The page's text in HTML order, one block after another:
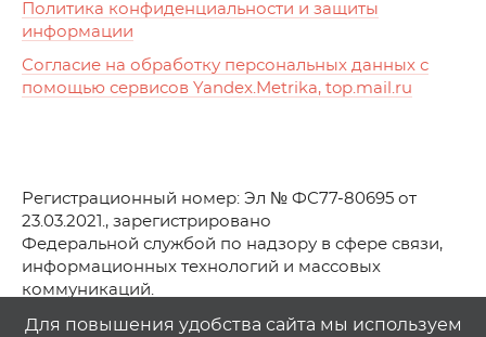
Политика конфиденциальности и защиты
информации
Согласие на обработку персональных данных с
помощью сервисов Yandex.Metrika, top.mail.ru
Регистрационный номер: Эл № ФС77-80695 от
23.03.2021., зарегистрировано
Федеральной службой по надзору в сфере связи,
информационных технологий и массовых
коммуникаций.
© АО Телеканал «Первый Ростовский» (2021-2025)
Для повышения удобства сайта мы используем